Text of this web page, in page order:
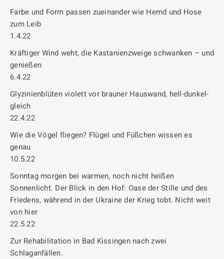
Farbe und Form passen zueinander wie Hemd und Hose
zum Leib
1.4.22
Kräftiger Wind weht, die Kastanienzweige schwanken – und
genießen
6.4.22
Glyzinienblüten violett vor brauner Hauswand, hell-dunkel-
gleich
22.4.22
Wie die Vögel fliegen? Flügel und Füßchen wissen es
genau
10.5.22
Sonntag morgen bei warmen, noch nicht heißen
Sonnenlicht. Der Blick in den Hof: Oase der Stille und des
Friedens, während in der Ukraine der Krieg tobt. Nicht weit
von hier
22.5.22
Zur Rehabilitation in Bad Kissingen nach zwei
Schlaganfällen.